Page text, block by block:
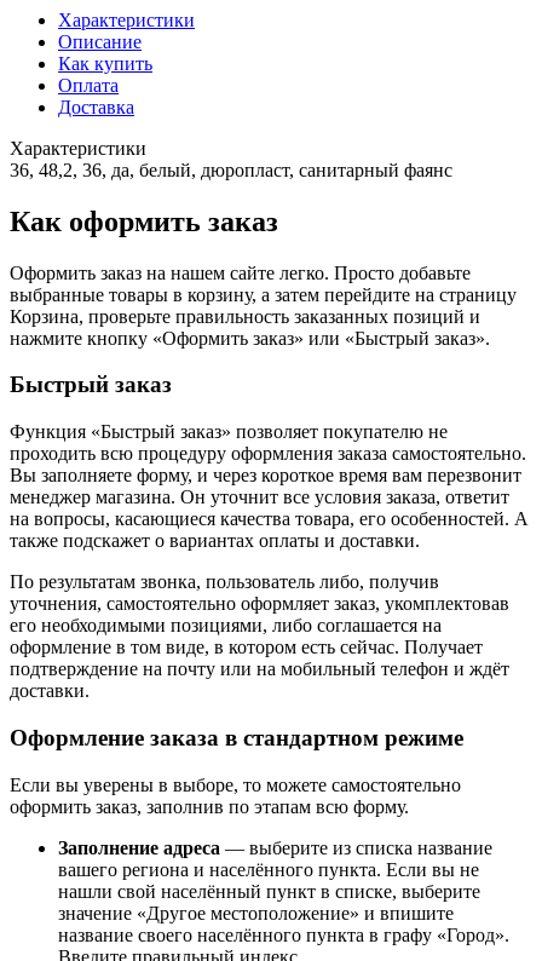
Характеристики
Описание
Как купить
Оплата
Доставка
Характеристики
36, 48,2, 36, да, белый, дюропласт, санитарный фаянс
Как оформить заказ
Оформить заказ на нашем сайте легко. Просто добавьте
выбранные товары в корзину, а затем перейдите на страницу
Корзина, проверьте правильность заказанных позиций и
нажмите кнопку «Оформить заказ» или «Быстрый заказ».
Быстрый заказ
Функция «Быстрый заказ» позволяет покупателю не
проходить всю процедуру оформления заказа самостоятельно.
Вы заполняете форму, и через короткое время вам перезвонит
менеджер магазина. Он уточнит все условия заказа, ответит
на вопросы, касающиеся качества товара, его особенностей. А
также подскажет о вариантах оплаты и доставки.
По результатам звонка, пользователь либо, получив
уточнения, самостоятельно оформляет заказ, укомплектовав
его необходимыми позициями, либо соглашается на
оформление в том виде, в котором есть сейчас. Получает
подтверждение на почту или на мобильный телефон и ждёт
доставки.
Оформление заказа в стандартном режиме
Если вы уверены в выборе, то можете самостоятельно
оформить заказ, заполнив по этапам всю форму.
Заполнение адреса — выберите из списка название
вашего региона и населённого пункта. Если вы не
нашли свой населённый пункт в списке, выберите
значение «Другое местоположение» и впишите
название своего населённого пункта в графу «Город».
Введите правильный индекс.